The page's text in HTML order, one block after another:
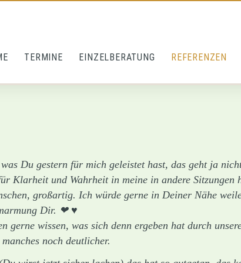
TERMINE EINZELBERATUNG REFERENZEN
Du gestern für mich geleistet hast, das geht ja
Klarheit und Wahrheit in meine in andere Sitzungen
großartig. Ich würde gerne in Deiner Nähe
Dir. ❤ ♥️
gerne wissen, was sich denn ergeben hat durch
noch deutlicher.